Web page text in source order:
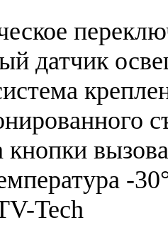
датчик
кнопки вызова
-
Tech